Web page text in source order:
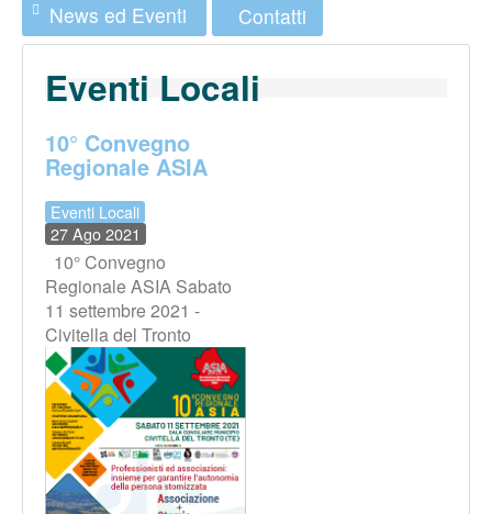
News ed Eventi Contatti
Eventi Locali
10° Convegno
Regionale ASIA
Eventi Locali
27 Ago 2021
10° Convegno
Regionale ASIA Sabato
11 settembre 2021 -
Civitella del Tronto